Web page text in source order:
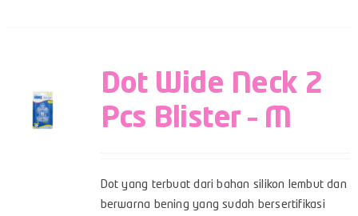
Dot Wide Neck 2
Pcs Blister – M
Dot yang terbuat dari bahan silikon lembut dan
berwarna bening yang sudah bersertifikasi